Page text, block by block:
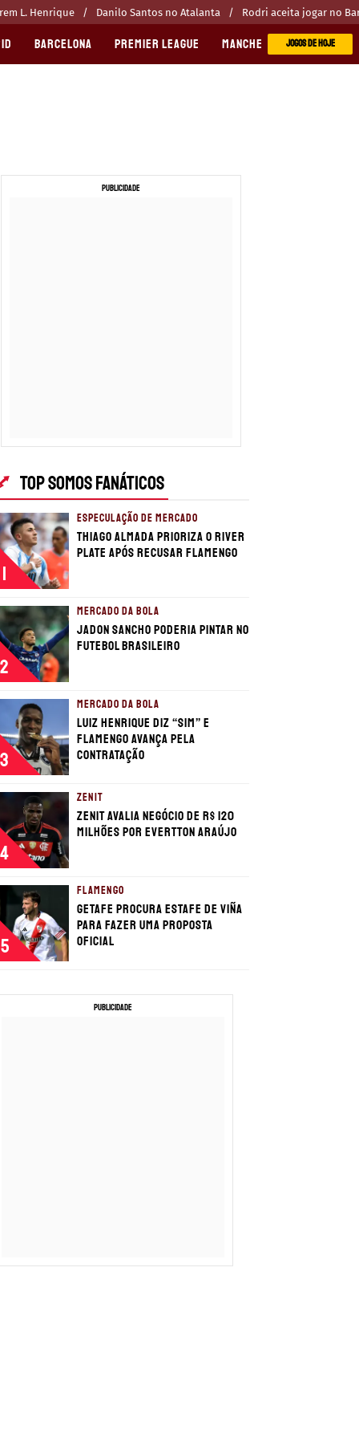
L. Henrique Danilo Santos no Atalanta Rodri aceita jogar no
BARCELONA PREMIER LEAGUE MANCHESTER CITYJOGOS DE HOJE
TOP SOMOS FANÁTICOS
1
ESPECULAÇÃO DE MERCADO
Thiago Almada prioriza o River
Plate após recusar Flamengo
2
MERCADO DA BOLA
Jadon Sancho poderia pintar no
futebol brasileiro
3
MERCADO DA BOLA
Luiz Henrique diz “sim” e
Flamengo avança pela
contratação
4
ZENIT
Zenit avalia negócio de R$ 120
milhões por Evertton Araújo
5
FLAMENGO
Getafe procura estafe de Viña
para fazer uma proposta
oficial